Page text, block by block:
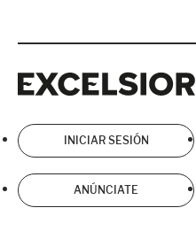
INICIAR SESIÓN
ANÚNCIATE